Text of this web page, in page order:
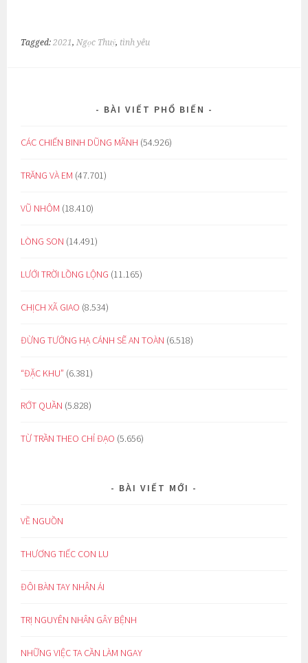
Tagged:2021, Ngọc Thuỷ, tình yêu
BÀI VIẾT PHỔ BIẾN
CÁC CHIẾN BINH DŨNG MÃNH (54.926)
TRĂNG VÀ EM (47.701)
VŨ NHÔM (18.410)
LÒNG SON (14.491)
LƯỚI TRỜI LỒNG LỘNG (11.165)
CHỊCH XÃ GIAO (8.534)
ĐỪNG TƯỞNG HẠ CÁNH SẼ AN TOÀN (6.518)
“ĐẶC KHU” (6.381)
RỚT QUẦN (5.828)
TỪ TRẦN THEO CHỈ ĐẠO (5.656)
BÀI VIẾT MỚI
VỀ NGUỒN
THƯƠNG TIẾC CON LU
ĐÔI BÀN TAY NHÂN ÁI
TRỊ NGUYÊN NHÂN GÂY BỆNH
NHỮNG VIỆC TA CẦN LÀM NGAY